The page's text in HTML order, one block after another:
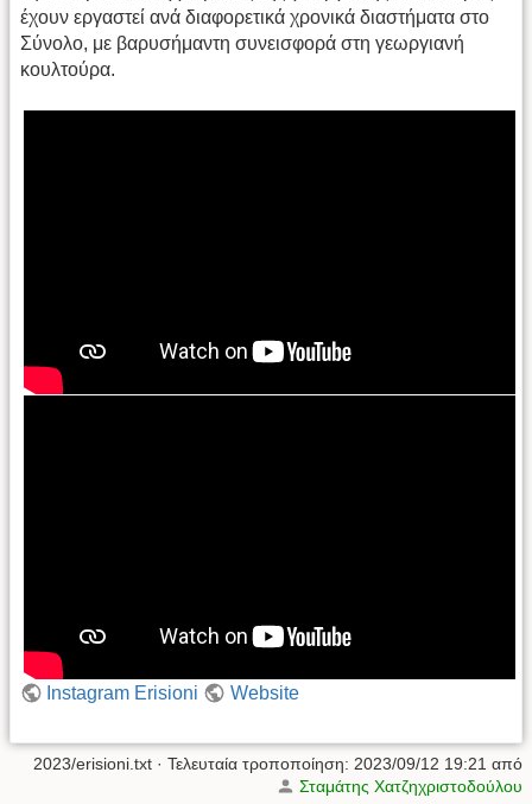
έχουν εργαστεί ανά διαφορετικά χρονικά διαστήματα στο
Σύνολο, με βαρυσήμαντη συνεισφορά στη γεωργιανή
κουλτούρα.
Instagram Erisioni Website
2023/erisioni.txt · Τελευταία τροποποίηση: 2023/09/12 19:21 από
Σταμάτης Χατζηχριστοδούλου